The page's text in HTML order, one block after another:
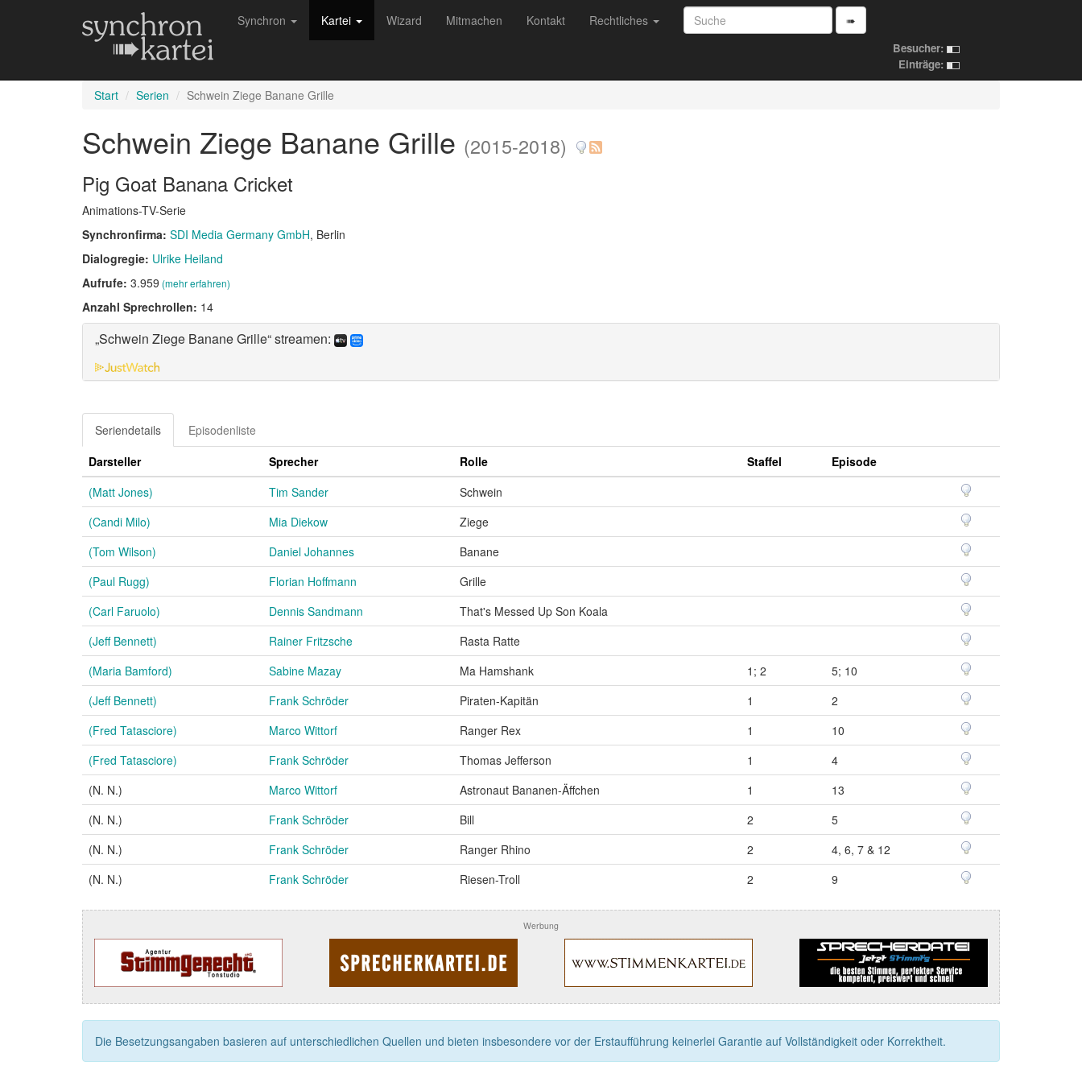
Synchron Kartei Wizard Mitmachen Kontakt Rechtliches ➠
Besucher:
Einträge:
Start Serien Schwein Ziege Banane Grille
Schwein Ziege Banane Grille (2015-2018)
Pig Goat Banana Cricket
Animations-TV-Serie
Synchronfirma: SDI Media Germany GmbH, Berlin
Dialogregie: Ulrike Heiland
Aufrufe: 3.959 (mehr erfahren)
Anzahl Sprechrollen: 14
„Schwein Ziege Banane Grille“ streamen:
Seriendetails
Episodenliste
Darsteller
Sprecher Rolle Staffel
Episode
(Matt Jones)
Tim Sander
Schwein
(Candi Milo)
Mia Diekow
Ziege
(Tom Wilson)
Daniel Johannes
Banane
(Paul Rugg)
Florian Hoffmann
Grille
(Carl Faruolo)
Dennis Sandmann
That's Messed Up Son Koala
(Jeff Bennett)
Rainer Fritzsche
Rasta Ratte
(Maria Bamford)
Sabine Mazay Ma Hamshank 1; 2
5; 10
(Jeff Bennett)
Frank Schröder Piraten-Kapitän 1
2
(Fred Tatasciore)
Marco Wittorf Ranger Rex 1
10
(Fred Tatasciore)
Frank Schröder Thomas Jefferson 1
4
(N. N.)
Marco Wittorf Astronaut Bananen-Äffchen 1
13
(N. N.)
Frank Schröder Bill 2
5
(N. N.)
Frank Schröder Ranger Rhino 2
4, 6, 7 & 12
(N. N.)
Frank Schröder Riesen-Troll 2 9
Werbung
Die Besetzungsangaben basieren auf unterschiedlichen Quellen und bieten insbesondere vor der Erstaufführung keinerlei Garantie auf Vollständigkeit oder Korrektheit.